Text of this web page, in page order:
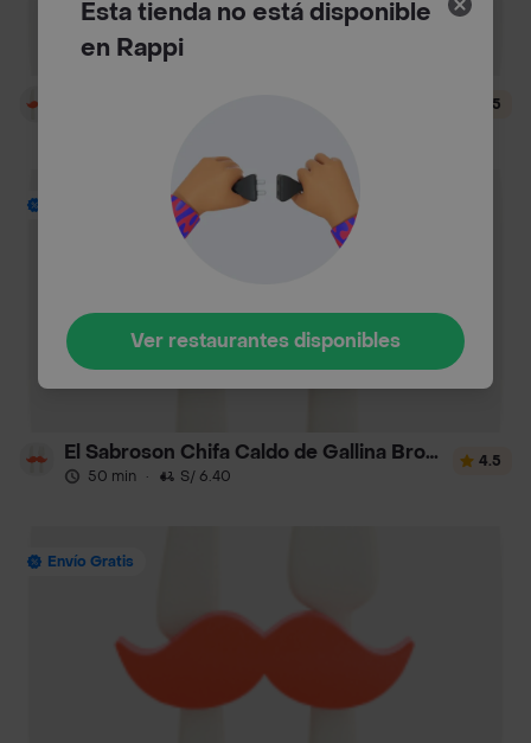
4.5
El Sabroson Chifa Caldo de Gallina Broaster
50 min · S/ 6.40
4.5
Envío Gratis
Esta tienda no está disponible
en Rappi
Ver restaurantes disponibles